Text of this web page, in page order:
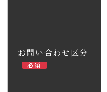
お問い合わせ区分
必須